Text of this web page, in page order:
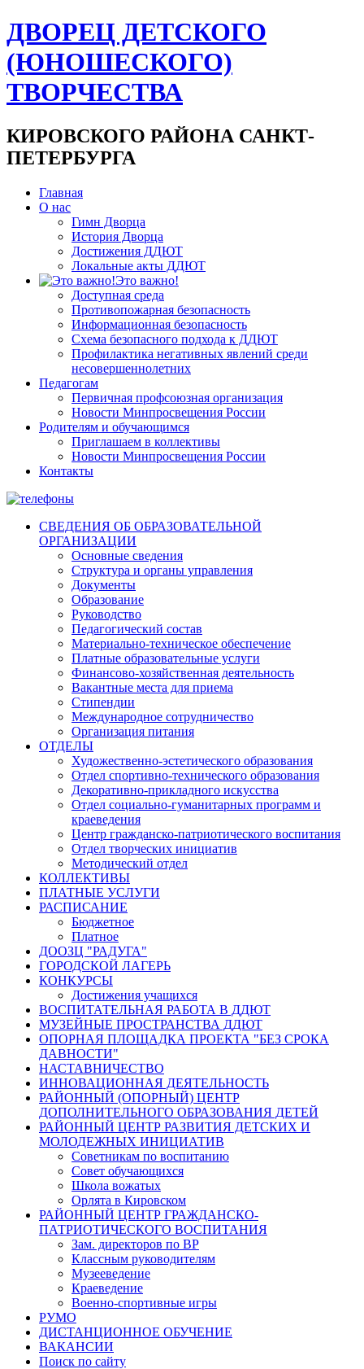
ДВОРЕЦ ДЕТСКОГО
(ЮНОШЕСКОГО)
ТВОРЧЕСТВА
КИРОВСКОГО РАЙОНА САНКТ-
ПЕТЕРБУРГА
Главная
О нас
Гимн Дворца
История Дворца
Достижения ДДЮТ
Локальные акты ДДЮТ
Это важно!
Доступная среда
Противопожарная безопасность
Информационная безопасность
Схема безопасного подхода к ДДЮТ
Профилактика негативных явлений среди
несовершеннолетних
Педагогам
Первичная профсоюзная организация
Новости Минпросвещения России
Родителям и обучающимся
Приглашаем в коллективы
Новости Минпросвещения России
Контакты
СВЕДЕНИЯ ОБ ОБРАЗОВАТЕЛЬНОЙ
ОРГАНИЗАЦИИ
Основные сведения
Структура и органы управления
Документы
Образование
Руководство
Педагогический состав
Материально-техническое обеспечение
Платные образовательные услуги
Финансово-хозяйственная деятельность
Вакантные места для приема
Стипендии
Международное сотрудничество
Организация питания
ОТДЕЛЫ
Художественно-эстетического образования
Отдел спортивно-технического образования
Декоративно-прикладного искусства
Отдел социально-гуманитарных программ и
краеведения
Центр гражданско-патриотического воспитания
Отдел творческих инициатив
Методический отдел
КОЛЛЕКТИВЫ
ПЛАТНЫЕ УСЛУГИ
РАСПИСАНИЕ
Бюджетное
Платное
ДООЗЦ "РАДУГА"
ГОРОДСКОЙ ЛАГЕРЬ
КОНКУРСЫ
Достижения учащихся
ВОСПИТАТЕЛЬНАЯ РАБОТА В ДДЮТ
МУЗЕЙНЫЕ ПРОСТРАНСТВА ДДЮТ
ОПОРНАЯ ПЛОЩАДКА ПРОЕКТА "БЕЗ СРОКА
ДАВНОСТИ"
НАСТАВНИЧЕСТВО
ИННОВАЦИОННАЯ ДЕЯТЕЛЬНОСТЬ
РАЙОННЫЙ (ОПОРНЫЙ) ЦЕНТР
ДОПОЛНИТЕЛЬНОГО ОБРАЗОВАНИЯ ДЕТЕЙ
РАЙОННЫЙ ЦЕНТР РАЗВИТИЯ ДЕТСКИХ И
МОЛОДЕЖНЫХ ИНИЦИАТИВ
Советникам по воспитанию
Совет обучающихся
Школа вожатых
Орлята в Кировском
РАЙОННЫЙ ЦЕНТР ГРАЖДАНСКО-
ПАТРИОТИЧЕСКОГО ВОСПИТАНИЯ
Зам. директоров по ВР
Классным руководителям
Музееведение
Краеведение
Военно-спортивные игры
РУМО
ДИСТАНЦИОННОЕ ОБУЧЕНИЕ
ВАКАНСИИ
Поиск по сайту